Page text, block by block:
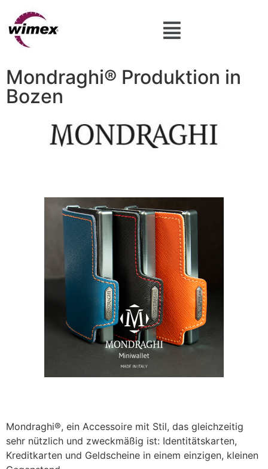
Mondraghi® Produktion in
Bozen
Mondraghi®, ein Accessoire mit Stil, das gleichzeitig
sehr nützlich und zweckmäßig ist: Identitätskarten,
Kreditkarten und Geldscheine in einem einzigen, kleinen